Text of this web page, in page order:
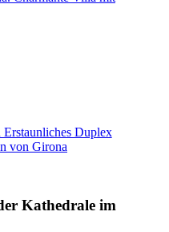
Erstaunliches Duplex
von Girona
Kathedrale im